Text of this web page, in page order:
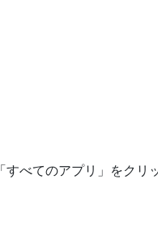
「すべてのアプリ」をクリ